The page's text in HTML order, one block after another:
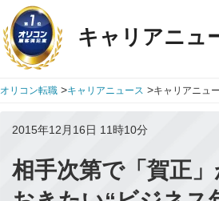
キャリアニュ
オリコン転職 >キャリアニュース >キャリアニュ
2015年12月16日 11時10分
相手次第で「賀正